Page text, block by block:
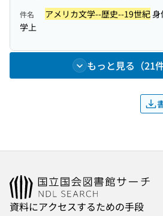
件名 アメリカ文学--歴史--19世紀身
学上
もっと見る（21
資料にアクセスするための手段